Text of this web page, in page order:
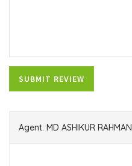
Agent: MD ASHIKUR RAHMAN